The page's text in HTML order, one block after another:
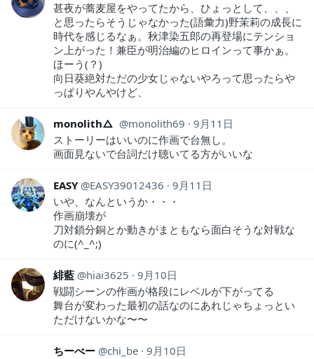
甚夜が蕎麦屋をやってたから、ひょっとして、、、
と思ったらそうじゃなかった(語彙力)野茉莉の成長に
時代を感じるなぁ。秋津染五郎の再登場にテンショ
ン上がった！兼臣が明治編のヒロインって事かぁ。
ほーう(？)
向日葵絶対ただの少女じゃないやろって思ったらや
っぱりやんやけど、
monolith△ monolith69
9月11日
ストーリーはいいのに作画で台無し。
画面見ないで台詞だけ聴いてる方がいいな
EASY EASY39012436
9月11日
いや、なんというか・・・
作画崩壊が
刀対鎖分銅とか動きがまともなら面白そうな対戦な
のに(^_^;)
緋藍 hiai3625
9月10日
戦闘シーンの作画が格段にレベルが下がってる
舞台が変わった最初の話なのにあれじゃちょっとい
ただけないかな〜〜
ちーべー chi_be 9月10日